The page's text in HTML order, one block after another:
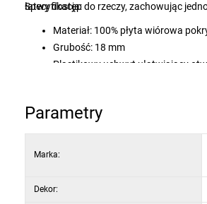
łatwy dostęp do rzeczy, zachowując
Specyfikacja:
Materiał: 100% płyta wiórowa
Grubość: 18 mm
Plastikowy uchwyt ułatwiający
Wysokość nóżek: 17,8 cm
Kolor: orzech i biały
Parametry
Marka:
Dekor: